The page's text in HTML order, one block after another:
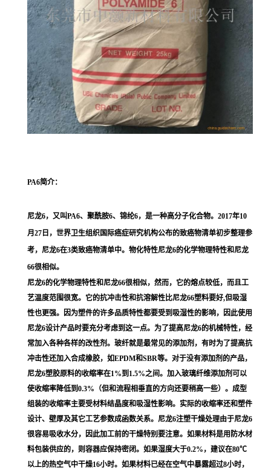
PA6简介：
尼龙6，又叫PA6、聚酰胺6、锦纶6，是一种高分子化合物。2017年10
月27日，世界卫生组织国际癌症研究机构公布的致癌物清单初步整理参
考，尼龙6在3类致癌物清单中。物化特性尼龙6的化学物理特性和尼龙
66很相似。
尼龙6的化学物理特性和尼龙66很相似，然而，它的熔点较低，而且工
艺温度范围很宽。它的抗冲击性和抗溶解性比尼龙66塑料要好,但吸湿
性也更强。因为塑件的许多品质特性都要受到吸湿性的影响，因此使用
尼龙6设计产品时要充分考虑到这一点。为了提高尼龙6的机械特性，经
常加入各种各样的改性剂。玻纤就是最常见的添加剂，有时为了提高抗
冲击性还加入合成橡胶，如EPDM和SBR等。对于没有添加剂的产品，
尼龙6塑胶原料的收缩率在1%到1.5%之间。加入玻璃纤维添加剂可以
使收缩率降低到0.3%（但和流程相垂直的方向还要稍高一些）。成型
组装的收缩率主要受材料结晶度和吸湿性影响。实际的收缩率还和塑件
设计、壁厚及其它工艺参数成函数关系。尼龙6注塑干燥处理由于尼龙6
很容易吸收水分，因此加工前的干燥特别要注意。如果材料是用防水材
料包装供应的，则容器应保持密闭。如果湿度大于0.2%，建议在80℃
以上的热空气中干燥16小时。如果材料已经在空气中暴露超过8小时，